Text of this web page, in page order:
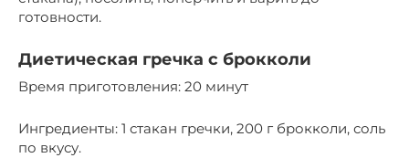
готовности.
Диетическая гречка с брокколи
Время приготовления: 20 минут
Ингредиенты: 1 стакан гречки, 200 г брокколи, соль
по вкусу.